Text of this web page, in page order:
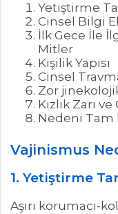
Yetiştirme
Cinsel Bilgi
İlk Gece İle
Mitler
Kişilik Yapısı
Cinsel
Zor
Kızlık Zarı
Nedeni Tam
Vajinismus
1. Yetiştirme
Aşırı korumacı-